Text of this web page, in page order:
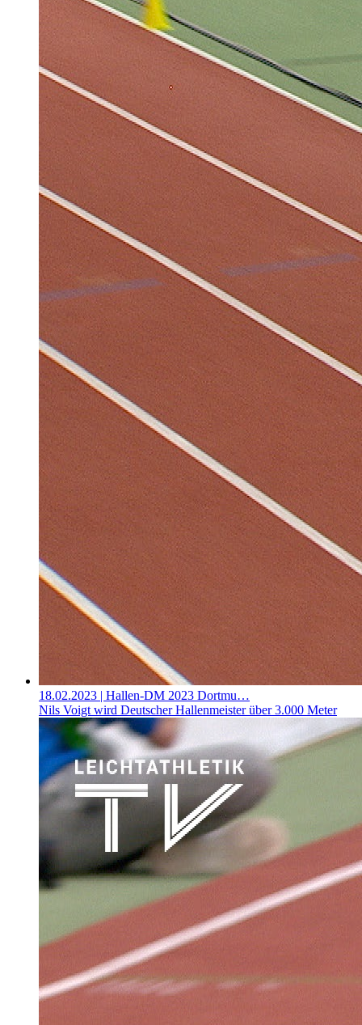
18.02.2023 | Hallen-DM 2023 Dortmu…
Nils Voigt wird Deutscher Hallenmeister über 3.000 Meter